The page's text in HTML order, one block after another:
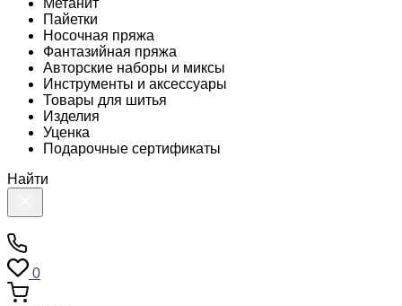
Метанит
Пайетки
Носочная пряжа
Фантазийная пряжа
Авторские наборы и миксы
Инструменты и аксессуары
Товары для шитья
Изделия
Уценка
Подарочные сертификаты
Найти
0